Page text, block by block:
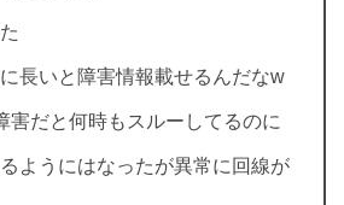
長いと障害情報載せるんだなw
害だと何時もスルーしてるのに
ようにはなったが異常に回線が